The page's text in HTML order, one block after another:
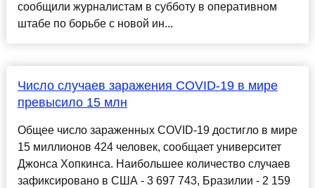
сообщили журналистам в субботу в оперативном
штабе по борьбе с новой ин...
Число случаев заражения COVID-19 в мире
превысило 15 млн
Общее число зараженных COVID-19 достигло в мире
15 миллионов 424 человек, сообщает университет
Джонса Хопкинса. Наибольшее количество случаев
зафиксировано в США - 3 697 743, Бразилии - 2 159